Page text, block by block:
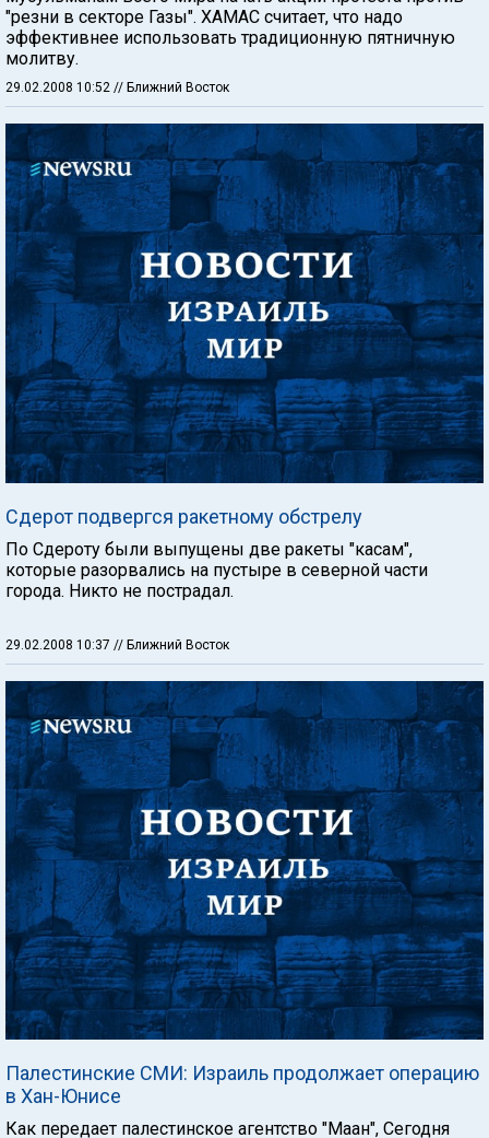
"резни в секторе Газы". ХАМАС считает, что надо
эффективнее использовать традиционную пятничную
молитву.
29.02.2008 10:52 // Ближний Восток
Сдерот подвергся ракетному обстрелу
По Сдероту были выпущены две ракеты "касам",
которые разорвались на пустыре в северной части
города. Никто не пострадал.
29.02.2008 10:37 // Ближний Восток
Палестинские СМИ: Израиль продолжает операцию
в Хан-Юнисе
Как передает палестинское агентство "Маан", Сегодня